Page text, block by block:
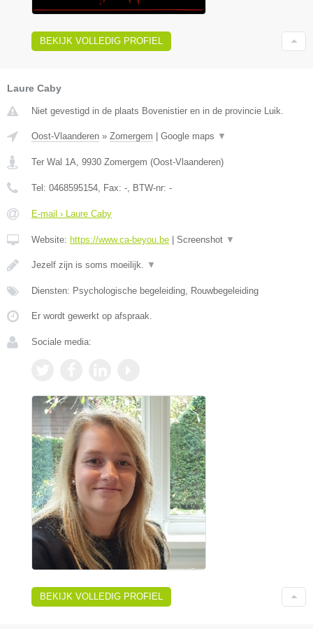
BEKIJK VOLLEDIG PROFIEL
Laure Caby
Niet gevestigd in de plaats Bovenistier en in de provincie Luik.
Oost-Vlaanderen » Zomergem Google maps ▼
Ter Wal 1A, 9930 Zomergem (Oost-Vlaanderen)
Tel: 0468595154, Fax: -, BTW-nr: -
E-mail › Laure Caby
Website: https://www.ca-beyou.be Screenshot ▼
Jezelf zijn is soms moeilijk. ▼
Diensten: Psychologische begeleiding, Rouwbegeleiding
Er wordt gewerkt op afspraak.
Sociale media:
BEKIJK VOLLEDIG PROFIEL